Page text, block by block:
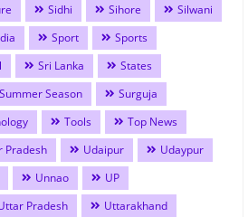
Sidhi Sihore
Silwani
Sport
Sports
Sri Lanka
States
Summer Season
Surguja
Tools
Top News
Pradesh Udaipur
Udaypur
Unnao
UP
Pradesh
Uttarakhand